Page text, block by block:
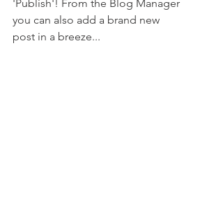
'Publish'! From the Blog Manager
you can also add a brand new
post in a breeze...